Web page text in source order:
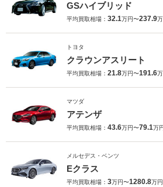
GSハイブリッド
平均買取相場： 32.1万円〜237.9
トヨタ
クラウンアスリート
平均買取相場： 21.8万円〜191.6
マツダ
アテンザ
平均買取相場： 43.6万円〜79.1万
メルセデス・ベンツ
Eクラス
平均買取相場： 3万円〜1280.8万円